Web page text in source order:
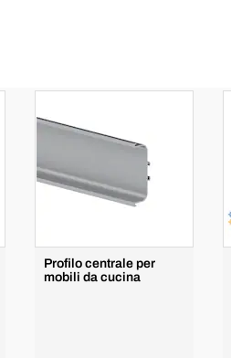
Profilo centrale per
mobili da cucina